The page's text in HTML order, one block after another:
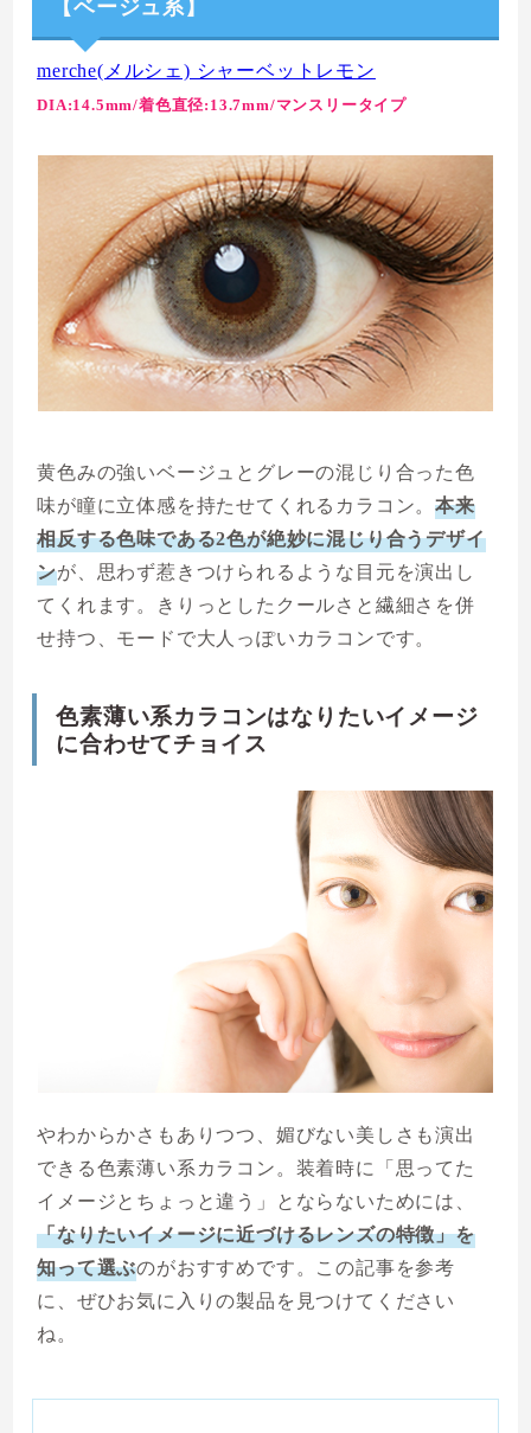
merche(メルシェ) シャーベットレモン
DIA:14.5mm/着色直径:13.7mm/マンスリータイプ
黄色みの強いベージュとグレーの混じり合った色
味が瞳に立体感を持たせてくれるカラコン。本来
相反する色味である2色が絶妙に混じり合うデザイ
ンが、思わず惹きつけられるような目元を演出し
てくれます。きりっとしたクールさと繊細さを併
せ持つ、モードで大人っぽいカラコンです。
色素薄い系カラコンはなりたいイメージ
に合わせてチョイス
やわからかさもありつつ、媚びない美しさも演出
できる色素薄い系カラコン。装着時に「思ってた
イメージとちょっと違う」とならないためには、
「なりたいイメージに近づけるレンズの特徴」を
知って選ぶのがおすすめです。この記事を参考
に、ぜひお気に入りの製品を見つけてください
ね。